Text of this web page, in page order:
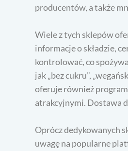
producentów, a także
Wiele z tych sklepów
informacje o składzie,
kontrolować, co
jak „bez cukru”,
oferuje również
atrakcyjnymi. Dostawa
Oprócz dedykowanych
uwagę na popularne